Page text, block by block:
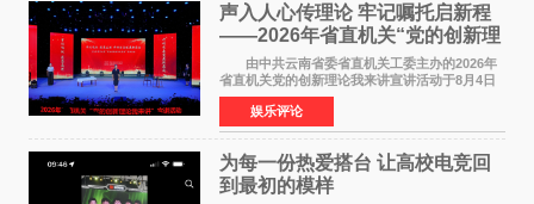
声入人心传理论 牢记嘱托启新程
——2026年省直机关“党的创新理
论我来讲”宣讲活动圆满落幕
由中共云南省委省直机关工委主办的2026年
省直机关党的创新理论我来讲宣讲活动于8月4日
至5日在昆明举办。活动以 "牢记嘱托 感恩奋进
开创云南发展新局面 "为主题，坚持以新时代中国
特色社会主义
娱乐评论
为每一份热爱搭台 让高校电竞回
到最初的模样